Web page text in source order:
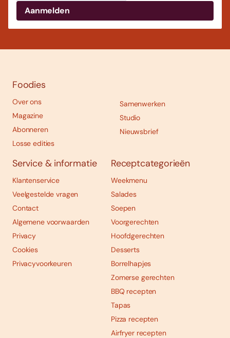
Foodies
Over ons
Magazine
Abonneren
Losse edities
Samenwerken
Studio
Nieuwsbrief
Service & informatie
Klantenservice
Veelgestelde vragen
Contact
Algemene voorwaarden
Privacy
Cookies
Privacyvoorkeuren
Receptcategorieën
Weekmenu
Salades
Soepen
Voorgerechten
Hoofdgerechten
Desserts
Borrelhapjes
Zomerse gerechten
BBQ recepten
Tapas
Pizza recepten
Airfryer recepten